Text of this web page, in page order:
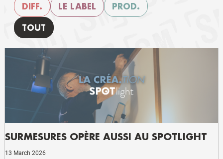
DIFF. LE LABEL PROD.
TOUT
SURMESURES OPÈRE AUSSI AU SPOTLIGHT
13 March 2026